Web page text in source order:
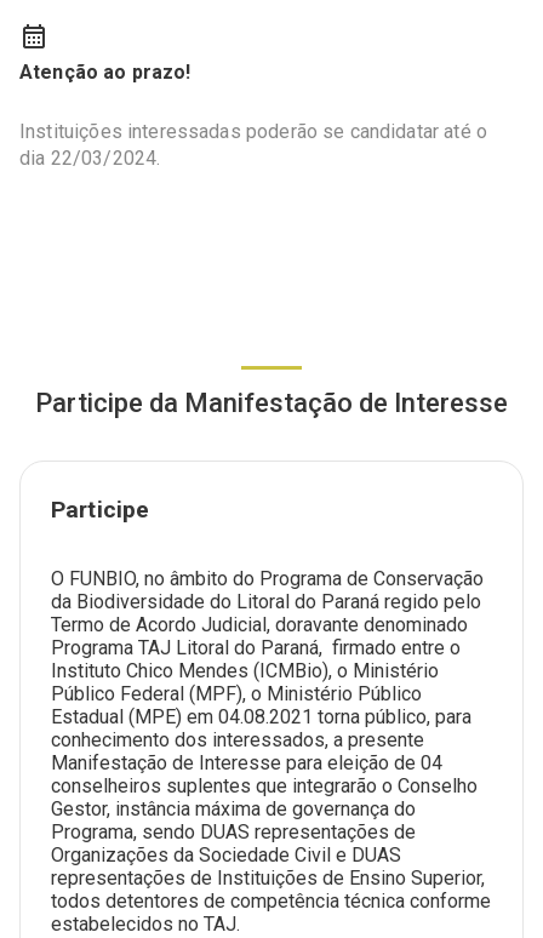
Atenção ao prazo!
Instituições interessadas poderão se candidatar até o
dia 22/03/2024.
Participe da Manifestação de Interesse
Participe
O FUNBIO, no âmbito do Programa de Conservação
da Biodiversidade do Litoral do Paraná regido pelo
Termo de Acordo Judicial, doravante denominado
Programa TAJ Litoral do Paraná, firmado entre o
Instituto Chico Mendes (ICMBio), o Ministério
Público Federal (MPF), o Ministério Público
Estadual (MPE) em 04.08.2021 torna público, para
conhecimento dos interessados, a presente
Manifestação de Interesse para eleição de 04
conselheiros suplentes que integrarão o Conselho
Gestor, instância máxima de governança do
Programa, sendo DUAS representações de
Organizações da Sociedade Civil e DUAS
representações de Instituições de Ensino Superior,
todos detentores de competência técnica conforme
estabelecidos no TAJ.